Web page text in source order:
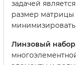
задачей
размер матрицы
Линзовый набор